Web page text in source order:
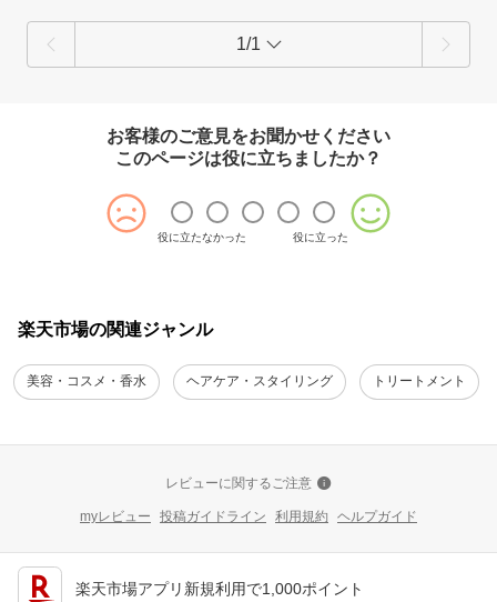
1/1
お客様のご意見をお聞かせください
このページは役に立ちましたか？
役に立たなかった 役に立った
楽天市場の関連ジャンル
美容・コスメ・香水 ヘアケア・スタイリング トリートメント
レビューに関するご注意
myレビュー 投稿ガイドライン 利用規約 ヘルプガイド
楽天市場アプリ新規利用で1,000ポイント